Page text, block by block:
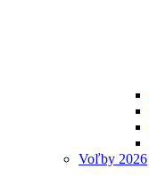
Voľby 2026